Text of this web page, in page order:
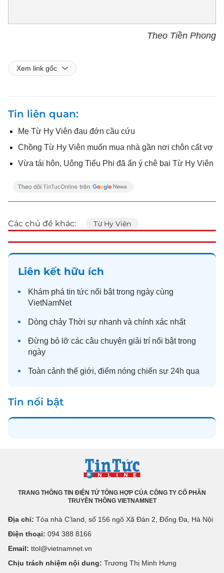
Theo Tiền Phong
Xem link gốc
Tin liên quan
Mẹ Từ Hy Viên đau đớn cầu cứu
Chồng Từ Hy Viên muốn mua nhà gần nơi chôn cất vợ
Vừa tái hôn, Uông Tiểu Phi đã ẩn ý chê bai Từ Hy Viên
Các chủ đề khác: Từ Hy Viên
Liên kết hữu ích
Khám phá tin tức nổi bật trong ngày cùng
VietNamNet
Dòng chảy Thời sự nhanh và chính xác nhất
Đừng bỏ lỡ các câu chuyện giải trí nổi bật trong
ngày
Toàn cảnh thế giới, điểm nóng chiến sự 24h qua
Tin nổi bật
TRANG THÔNG TIN ĐIỆN TỬ TỔNG HỢP CỦA CÔNG TY CỔ PHẦN
TRUYỀN THÔNG VIETNAMNET
Địa chỉ: Tòa nhà C’land, số 156 ngõ Xã Đàn 2, Đống Đa, Hà Nội
Điện thoại: 094 388 8166
Email: ttol@vietnamnet.vn
Chịu trách nhiệm nội dung: Trương Thị Minh Hưng